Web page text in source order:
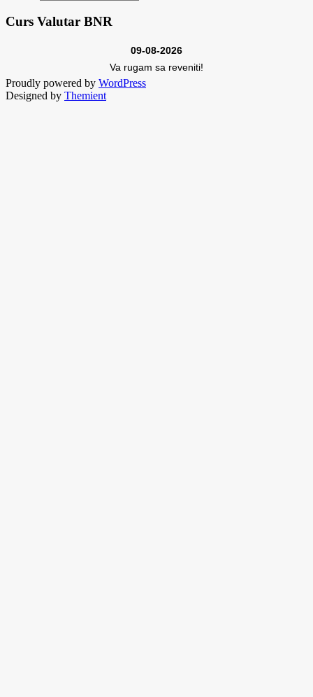
Curs Valutar BNR
09-08-2026
Va rugam sa reveniti!
Proudly powered by WordPress
Designed by Themient